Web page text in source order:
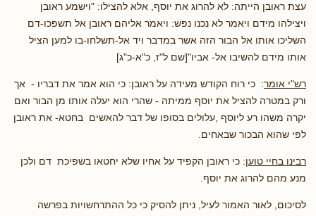
עצת ראובן הייתה: לא להרוג את יוסף, אלא להצילו: "וישמע ראובן
ויצילהו מידם ויאמר לא נכנו נפש: ויאמר אליהם ראובן אל תשפכו-דם
השליכו אותו אל הבור הזה אשר במדבר ויד אל-תשלחו-בו למען הציל
אותו מידם להשיבו אל- אביו"[שם ל"ז, כ"א-כ"ג]
רש"י אומר: כי רוח הקודש מעידה על ראובן: כי הוא אמר את דבריו - אך
ורק במטרה להציל את יוסף ממיתה - שהרי הוא יעלה אותו מן הבור ואם
יקרה משהו רע ליוסף ,עלולים בסופו של דבר להאשים בחטא- את ראובן
לפי שהוא הבכור שבאחים.
רבינו בחיי טוען: כי ראובן הקפיד על אחיו שלא יחטאו בשפיכת דם ולכן
מנע מהם להרוג את יוסף.
לסיכום, לאור האמור לעיל, ניתן להסיק כי כל ההתרחשויות בפרשה